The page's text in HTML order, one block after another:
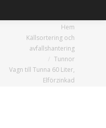
Hem
Källsortering och
avfallshantering
Tunnor
Vagn till Tunna 60 Liter,
Elförzinkad